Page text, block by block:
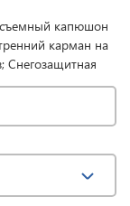
съемный капюшон
карман на
Снегозащитная
Вентиляция на
пропиткой
влагу от тела
спортивную
отдыха,